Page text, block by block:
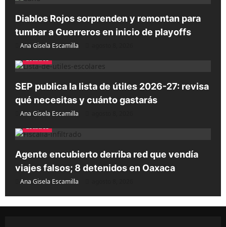
Diablos Rojos sorprenden y remontan para
tumbar a Guerreros en inicio de playoffs
Ana Gisela Escamilla
Estados
SEP publica la lista de útiles 2026-27: revisa
qué necesitas y cuánto gastarás
Ana Gisela Escamilla
Estados
Agente encubierto derriba red que vendía
viajes falsos; 8 detenidos en Oaxaca
Ana Gisela Escamilla